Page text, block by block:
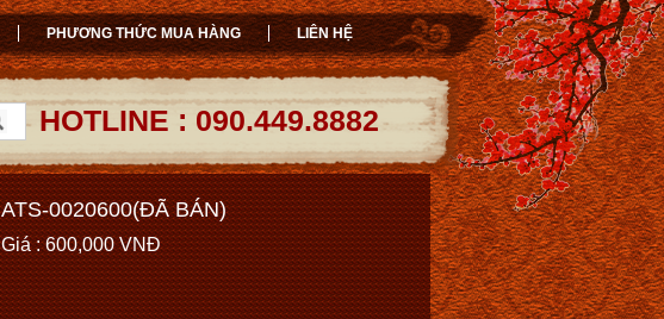
PHƯƠNG THỨC MUA HÀNG LIÊN HỆ
HOTLINE : 090.449.8882
ATS-0020600(ĐÃ BÁN)
Giá : 600,000 VNĐ